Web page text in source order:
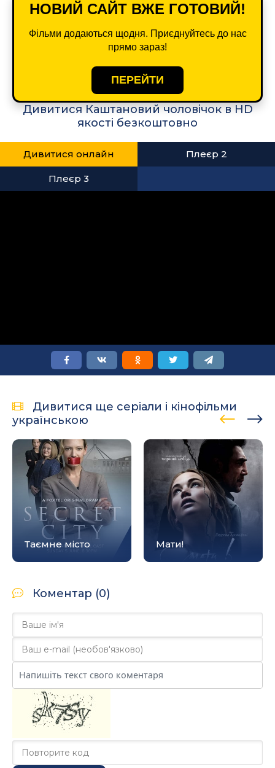
НОВИЙ САЙТ ВЖЕ ГОТОВИЙ!
Фільми додаються щодня. Приєднуйтесь до нас
прямо зараз!
ПЕРЕЙТИ
Дивитися Каштановий чоловічок в HD
якості безкоштовно
Дивитися онлайн Плеєр 2
Плеєр 3
Дивитися ще серіали і кінофільми
українською
Таємне місто Мати!
Коментар (0)